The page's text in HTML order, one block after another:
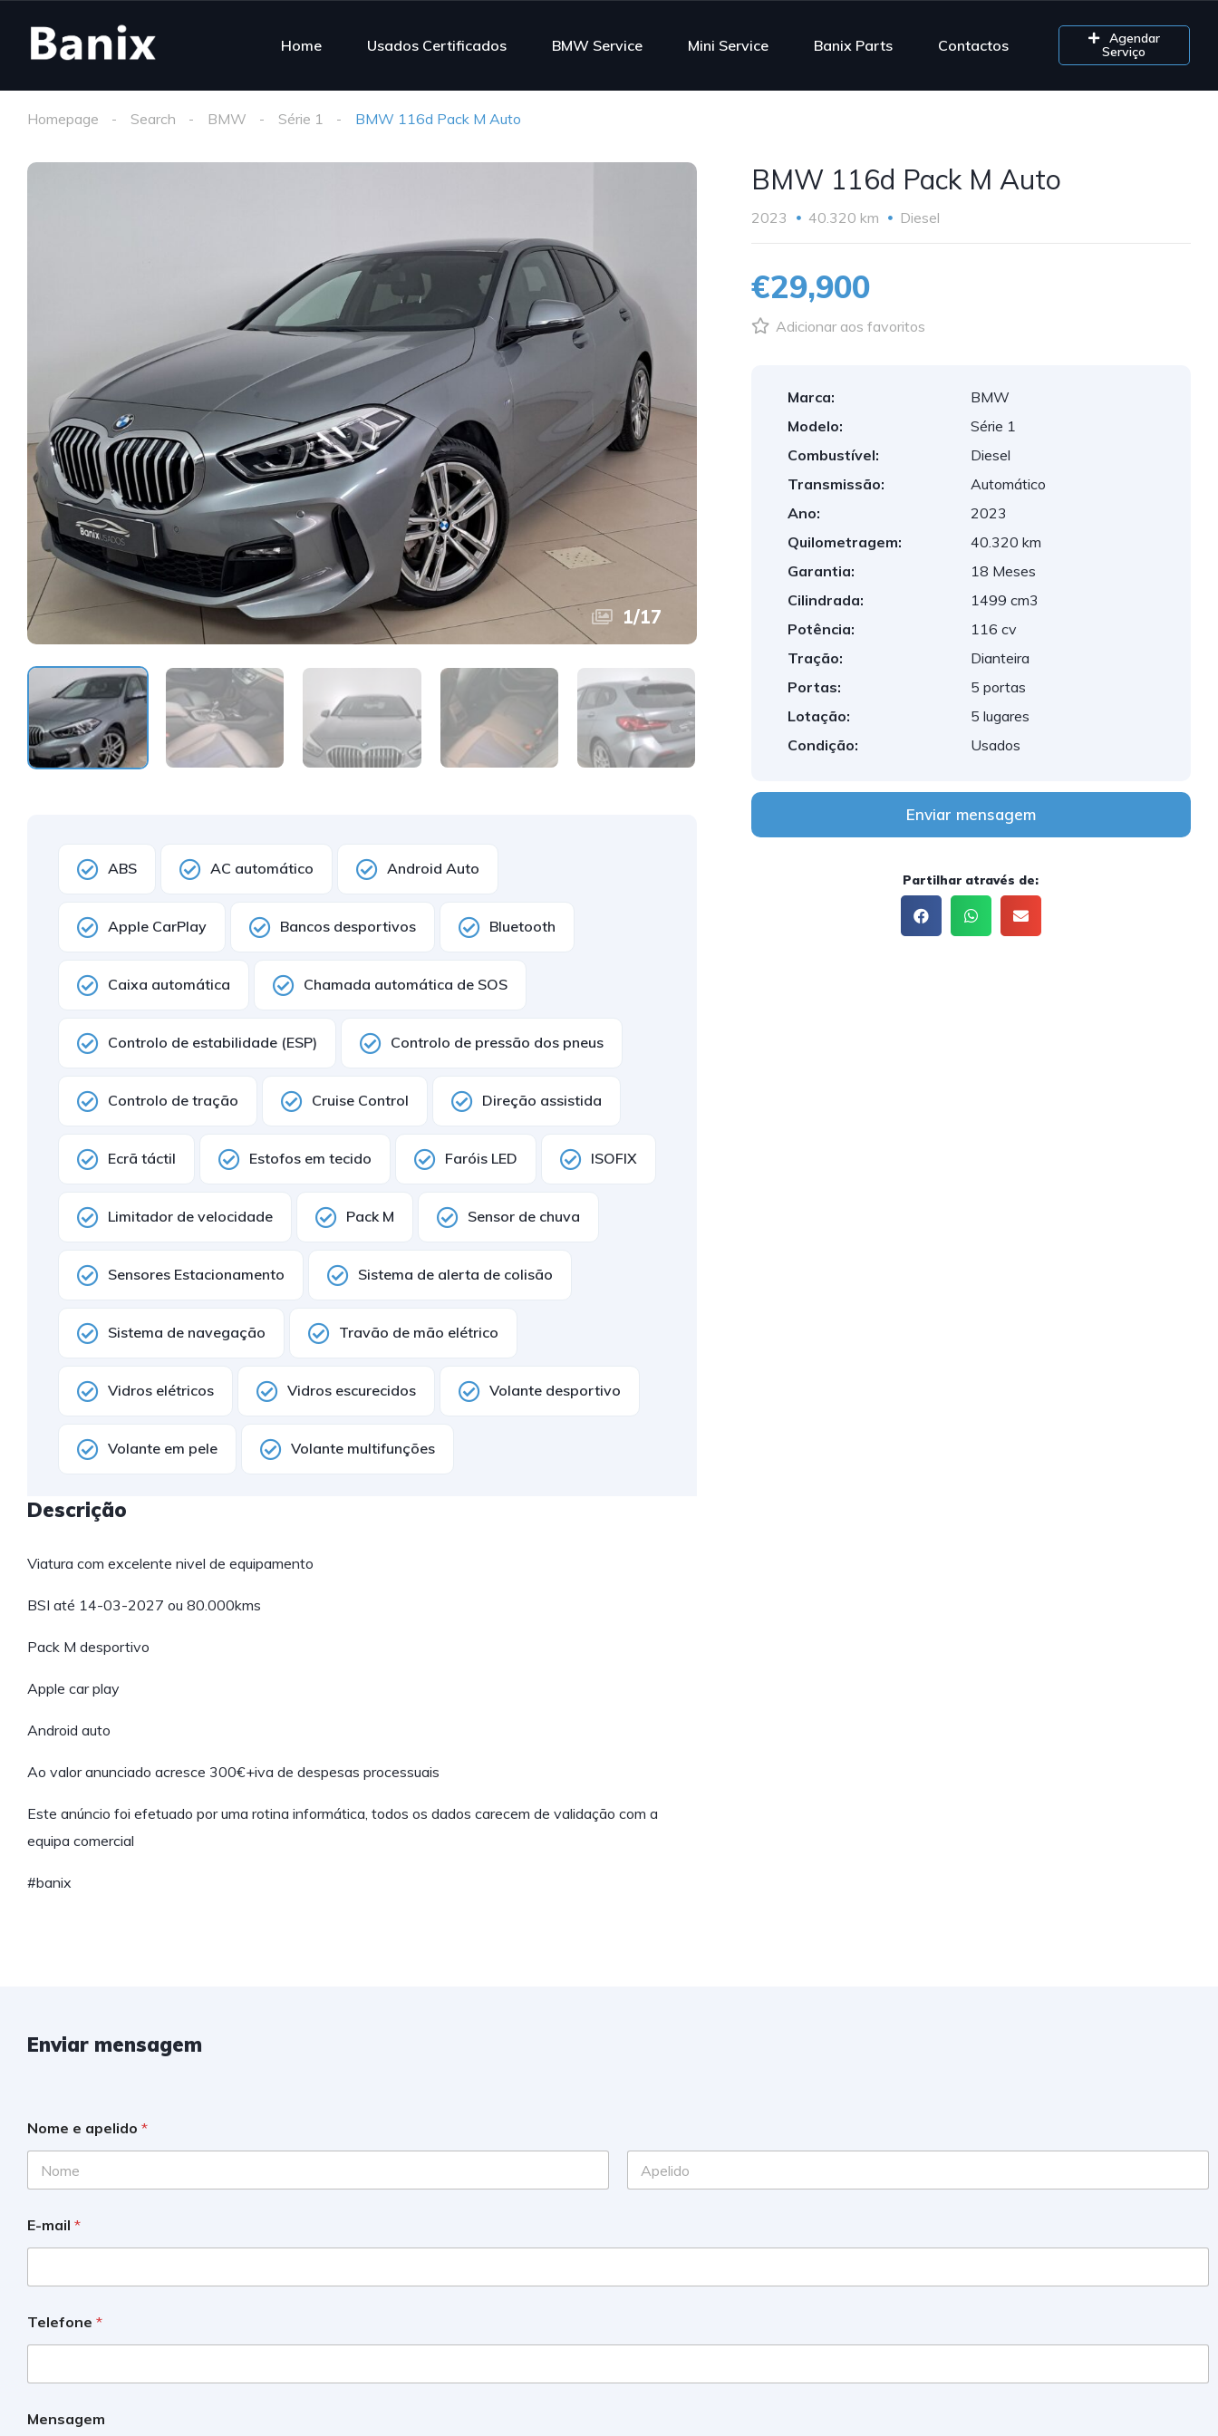
Home Usados Certificados BMW Service Mini Service Banix Parts Contactos
Agendar
Serviço
Homepage Search BMW Série 1 BMW 116d Pack M Auto
1/17
ABS AC automático Android Auto
Apple CarPlay Bancos desportivos Bluetooth
Caixa automática Chamada automática de SOS
Controlo de estabilidade (ESP) Controlo de pressão dos pneus
Controlo de tração Cruise Control Direção assistida
Ecrã táctil Estofos em tecido Faróis LED ISOFIX
Limitador de velocidade Pack M Sensor de chuva
Sensores Estacionamento Sistema de alerta de colisão
Sistema de navegação Travão de mão elétrico
Vidros elétricos Vidros escurecidos Volante desportivo
Volante em pele Volante multifunções
Descrição
Viatura com excelente nivel de equipamento
BSI até 14-03-2027 ou 80.000kms
Pack M desportivo
Apple car play
Android auto
Ao valor anunciado acresce 300€+iva de despesas processuais
Este anúncio foi efetuado por uma rotina informática, todos os dados carecem de validação com a
equipa comercial
#banix
BMW 116d Pack M Auto
2023 40.320 km Diesel
€29,900
Adicionar aos favoritos
Marca:
BMW
Modelo:
Série 1
Combustível:
Diesel
Transmissão:
Automático
Ano:
2023
Quilometragem:
40.320 km
Garantia:
18 Meses
Cilindrada:
1499 cm3
Potência:
116 cv
Tração:
Dianteira
Portas:
5 portas
Lotação:
5 lugares
Condição:
Usados
Enviar mensagem
Partilhar através de:
Enviar mensagem
Nome e apelido *
E-mail *
Telefone *
Mensagem